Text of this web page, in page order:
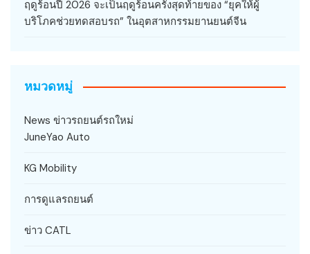
ฤดูร้อนปี 2026 จะเป็นฤดูร้อนครั้งสุดท้ายของ “ยุคให้ผู้
บริโภคช่วยทดสอบรถ” ในอุตสาหกรรมยานยนต์จีน
หมวดหมู่
News ข่าวรถยนต์รถใหม่
JuneYao Auto
KG Mobility
การดูแลรถยนต์
ข่าว CATL